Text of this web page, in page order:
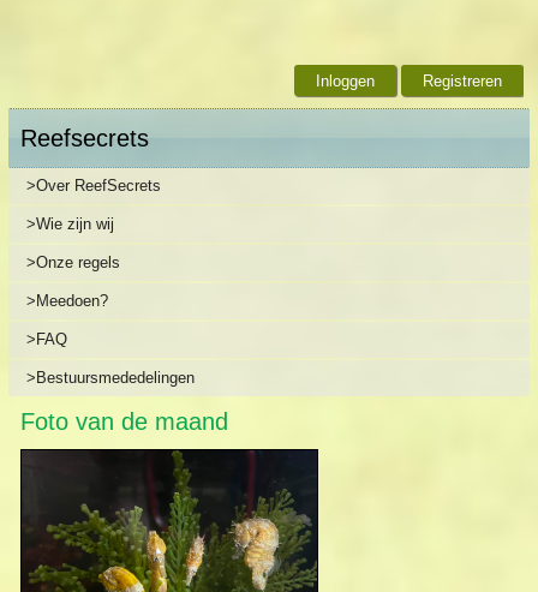
Inloggen Registreren
Reefsecrets
>Over ReefSecrets
>Wie zijn wij
>Onze regels
>Meedoen?
>FAQ
>Bestuursmededelingen
Foto van de maand